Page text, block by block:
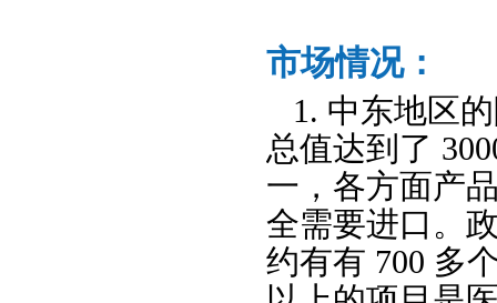
市场情况：
1. 中东地区
总值达到了
一，各方面产
全需要进口。
约有有 700 多